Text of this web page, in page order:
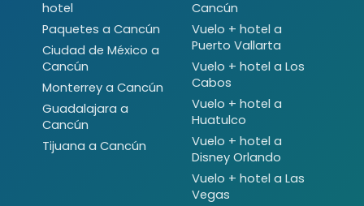
hotel
Paquetes a Cancún
Ciudad de México a
Cancún
Monterrey a Cancún
Guadalajara a
Cancún
Tijuana a Cancún
Cancún
Vuelo + hotel a
Puerto Vallarta
Vuelo + hotel a Los
Cabos
Vuelo + hotel a
Huatulco
Vuelo + hotel a
Disney Orlando
Vuelo + hotel a Las
Vegas